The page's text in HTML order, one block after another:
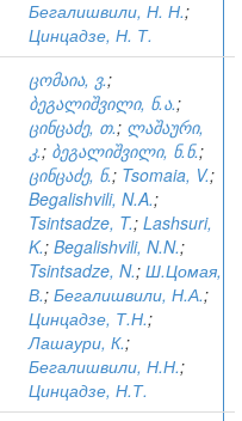
Бегалишвили, Н. Н.;
Цинцадзе, Н. Т.
ცომაია, ვ.;
ბეგალიშვილი, ნ.ა.;
ცინცაძე, თ.; ლაშაური,
კ.; ბეგალიშვილი, ნ.ნ.;
ცინცაძე, ნ.; Tsomaia, V.;
Begalishvili, N.A.;
Tsintsadze, T.; Lashsuri,
K.; Begalishvili, N.N.;
Tsintsadze, N.; Ш.Цомая,
В.; Бегалишвили, Н.А.;
Цинцадзе, Т.Н.;
Лашаури, К.;
Бегалишвили, Н.Н.;
Цинцадзе, Н.Т.